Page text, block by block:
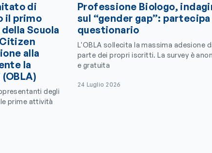
di
il primo
Scuola
alla
la
degli
prime attività
Professione Biologo,
sul “gender gap”: partecipa
questionario
L'OBLA sollecita la massima adesione
parte dei propri iscritti. La survey è
e gratuita
24 Luglio 2026